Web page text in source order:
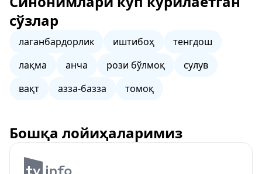
сўзлар
лаганбардорлик иштибоҳ
тенгдош
лақма
анча рози бўлмоқ
сулув
вақт
азза-базза томоқ
Бошқа лойиҳаларимиз